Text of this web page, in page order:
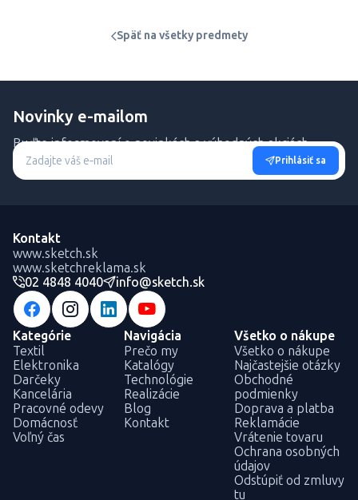
Späť na všetky predmety
Novinky e-mailom
Buďte informovaní o novinkách a výhodných akciách.
Prihlásiť sa
Kontakt
www.sketch.sk
www.sketchreklama.sk
02 4848 4040
info@sketch.sk
Kategórie
Textil
Elektronika
Darčeky
Kancelária
Pracovné odevy
Domácnosť
Voľný čas
Navigácia
Prečo my
Katalógy
Technológie
Realizácie
Blog
Kontakt
Všetko o nákupe
Všetko o nákupe
Najčastejšie otázky
Obchodné
podmienky
Doprava a platba
Reklamácie
Vrátenie tovaru
Ochrana osobných
údajov
Odstúpiť od zmluvy
tu